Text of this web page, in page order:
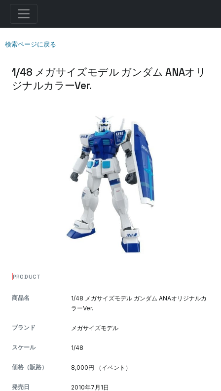
検索ページに戻る
1/48 メガサイズモデル ガンダム ANAオリ
ジナルカラーVer.
PRODUCT
商品名
1/48 メガサイズモデル ガンダム ANAオリジナルカ
ラーVer.
ブランド メガサイズモデル
スケール 1/48
価格（販路） 8,000円 （イベント）
発売日 2010年7月1日